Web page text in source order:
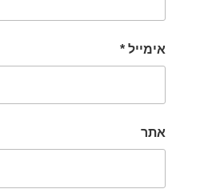
אימייל *
אתר